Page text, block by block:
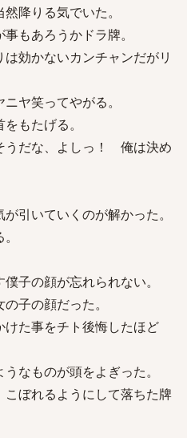
降りる気でいた。
もあろうかドラ牌。
効かないカンチャンだがリ
ヤ笑ってやがる。
もたげる。
うだな、よしっ！ 俺は決め
引いていくのが解かった。
子の顔が忘れられない。
子の顔だった。
た事をチト後悔したほど
なものが頭をよぎった。
ぼれるようにして落ちた牌